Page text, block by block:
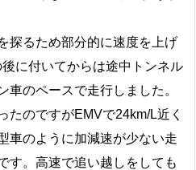
探るため部分的に速度を上げ
に付いてからは途中トンネル
車のペースで走行しました。
たのですがEMVで24km/L近く
車のように加減速が少ない走
す。高速で追い越しをしても